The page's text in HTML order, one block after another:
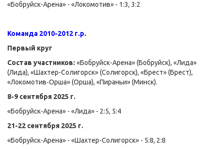
«Бобруйск-Арена» - «Локомотив» - 1:3, 3:2
Команда 2010-2012 г.р.
Первый круг
Состав участников: «Бобруйск-Арена» (Бобруйск), «Лида»
(Лида), «Шахтер-Солигорск» (Солигорск), «Брест» (Брест),
«Локомотив-Орша» (Орша), «Пираньи» (Минск).
8-9 сентября 2025 г.
«Бобруйск-Арена» - «Лида» - 2:5, 5:4
21-22 сентября 2025 г.
«Бобруйск-Арена» - «Шахтер-Солигорск» - 5:8, 2:8